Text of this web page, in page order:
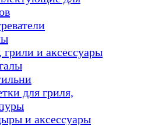
и аксессуары
для гриля,
и аксессуары